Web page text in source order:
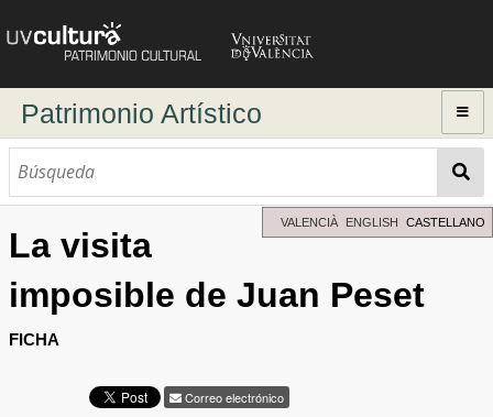
Patrimonio Artístico
Explorar
Búsqueda avanzada
Directorio de autores
VALENCIÀ ENGLISH CASTELLANO
La visita
imposible de Juan Peset
FICHA
Correo electrónico